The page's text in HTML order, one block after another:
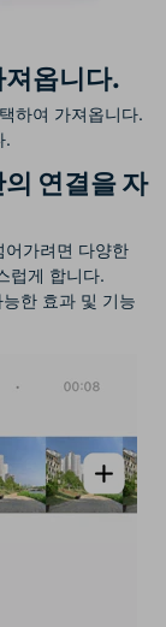
옵니다.
하여 가져옵니다.
.
연결을 자
어가려면 다양한
럽게 합니다.
한 효과 및 기능